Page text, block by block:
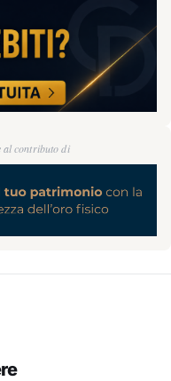
al contributo di